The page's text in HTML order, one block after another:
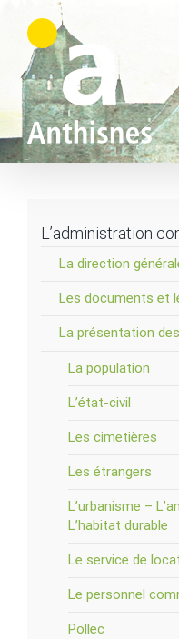
content
L’administration
La direction
Les documents et
La présentation
La population
L’état-civil
Les cimetières
Les étrangers
L’urbanisme –
L’habitat durable
Le service de
Le personnel
Pollec